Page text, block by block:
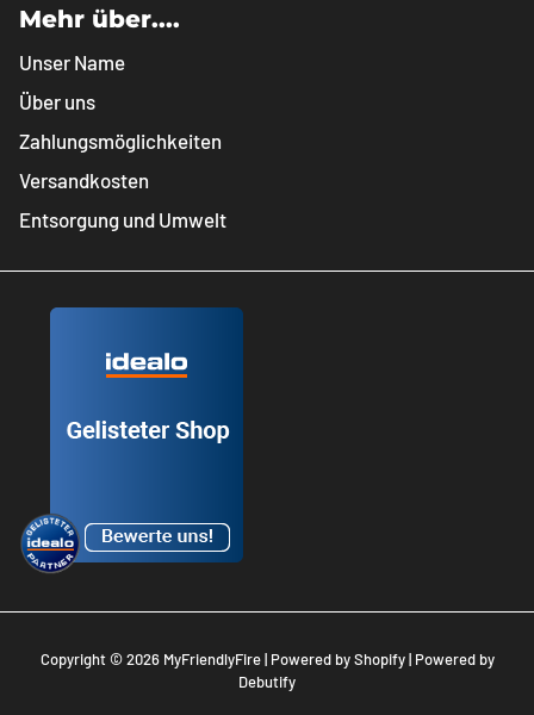
Mehr über....
Unser Name
Über uns
Zahlungsmöglichkeiten
Versandkosten
Entsorgung und Umwelt
Copyright © 2026 MyFriendlyFire| Powered byShopify| Powered by
Debutify